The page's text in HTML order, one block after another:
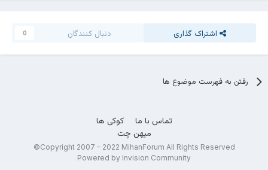
اشتراک گذاری دنبال کنندگان 0
رفتن به فهرست موضوع ها
تماس با ما
کوکی ها
میهن چت
Copyright 2007 – 2022 MihanForum All Rights Reserved©
Powered by Invision Community